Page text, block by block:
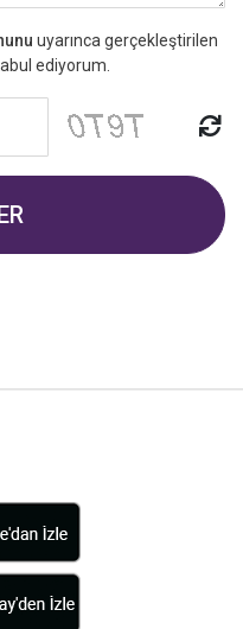
uyarınca gerçekleştirilen
ediyorum.